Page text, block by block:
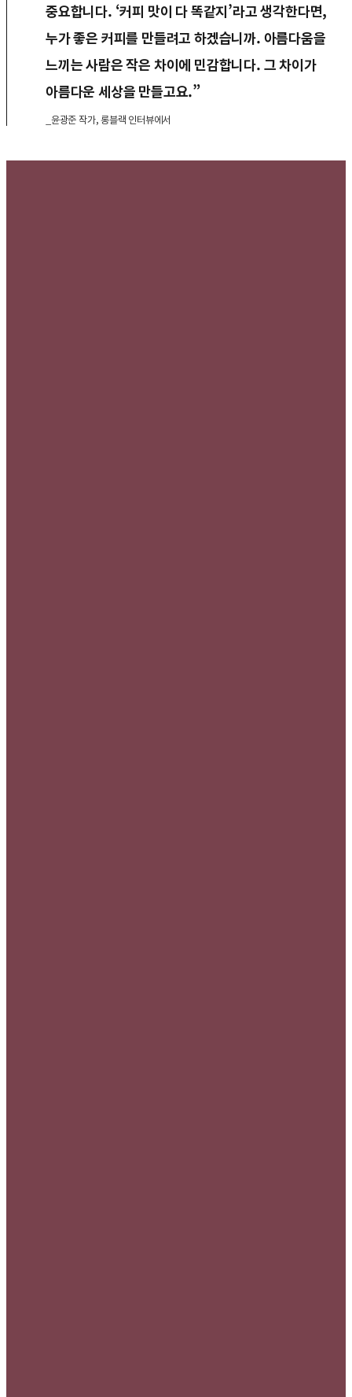
중요합니다. ‘커피 맛이 다 똑같지’라고 생각한다면,
누가 좋은 커피를 만들려고 하겠습니까. 아름다움을
느끼는 사람은 작은 차이에 민감합니다. 그 차이가
아름다운 세상을 만들고요.”
_윤광준 작가, 롱블랙 인터뷰에서